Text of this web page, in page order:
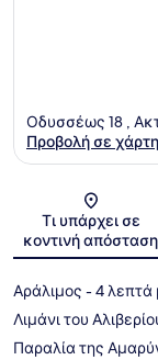
Οδυσσέως 18 ,
Προβολή σε χάρτη
Τι υπάρχει σε
κοντινή απόσταση
Αράλιμος - 4 λεπτά
Λιμάνι του
Παραλία της